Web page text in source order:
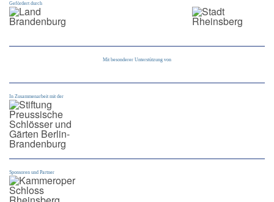
Gefördert durch
Mit besonderer Unterstützung von
In Zusammenarbeit mit der
Sponsoren und Partner